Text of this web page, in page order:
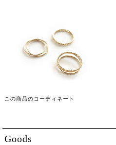
この商品のコーディネート
Goods